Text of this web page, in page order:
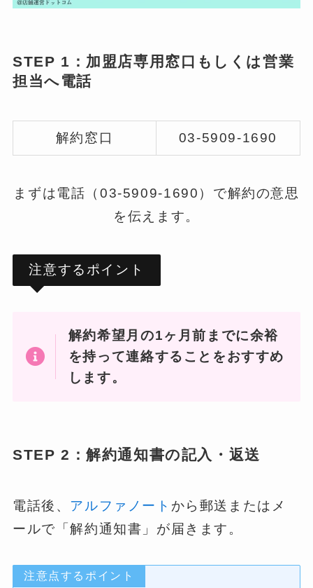
STEP 1： 加盟店専用窓口 もしくは営業
担当へ電話
解約窓口 03-5909-1690
まずは電話（03-5909-1690）で解約の意思
を伝えます。
注意するポイント
解約希望月の1ヶ月前までに余裕
を持って連絡することをおすすめ
します。
STEP 2：解約通知書の記入・返送
電話後、 アルファノート から郵送またはメ
ールで「解約通知書」が届きます。
注意点するポイント